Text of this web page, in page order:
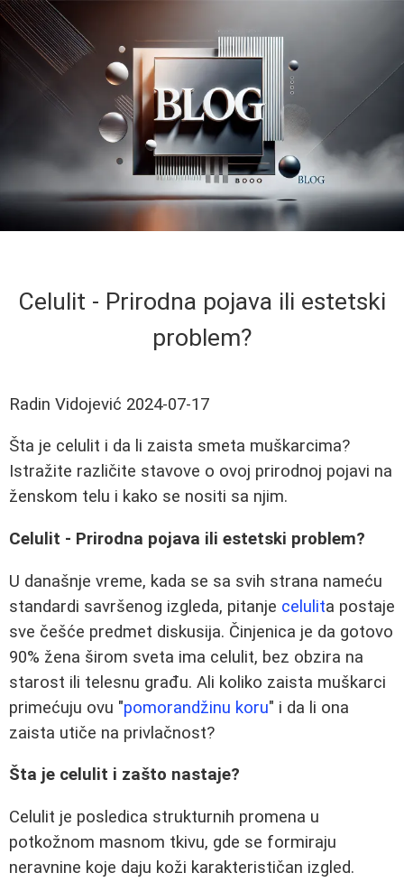
Celulit - Prirodna pojava ili estetski
problem?
Radin Vidojević 2024-07-17
Šta je celulit i da li zaista smeta muškarcima?
Istražite različite stavove o ovoj prirodnoj pojavi na
ženskom telu i kako se nositi sa njim.
Celulit - Prirodna pojava ili estetski problem?
U današnje vreme, kada se sa svih strana nameću
standardi savršenog izgleda, pitanje celulita postaje
sve češće predmet diskusija. Činjenica je da gotovo
90% žena širom sveta ima celulit, bez obzira na
starost ili telesnu građu. Ali koliko zaista muškarci
primećuju ovu "pomorandžinu koru" i da li ona
zaista utiče na privlačnost?
Šta je celulit i zašto nastaje?
Celulit je posledica strukturnih promena u
potkožnom masnom tkivu, gde se formiraju
neravnine koje daju koži karakterističan izgled.